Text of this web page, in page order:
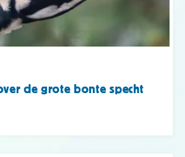
de grote bonte specht